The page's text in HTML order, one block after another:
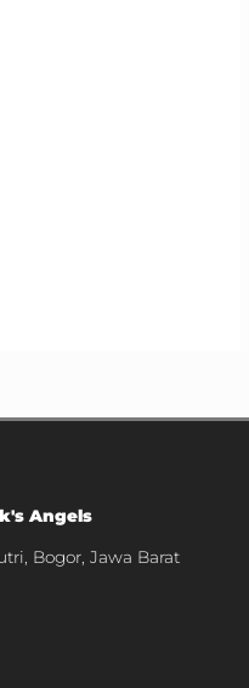
Angels
Bogor, Jawa Barat